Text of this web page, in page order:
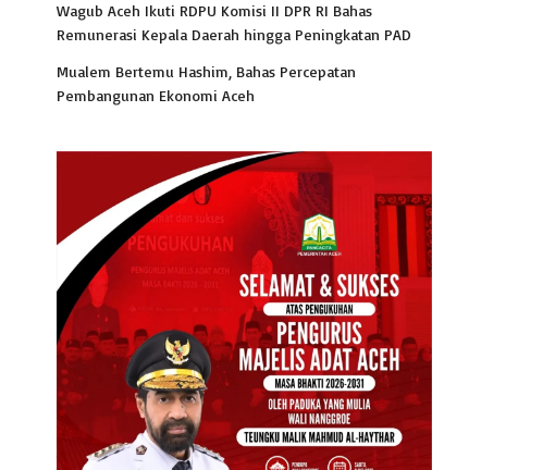
Wagub Aceh Ikuti RDPU Komisi II DPR RI Bahas
Remunerasi Kepala Daerah hingga Peningkatan PAD
Mualem Bertemu Hashim, Bahas Percepatan
Pembangunan Ekonomi Aceh